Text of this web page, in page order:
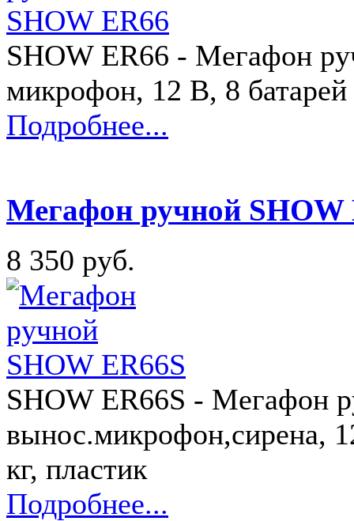
SHOW ER66 - Мегафон
микрофон, 12 В, 8
Подробнее...
Мегафон ручной SHOW
8 350 руб.
SHOW ER66S - Мегафон
вынос.микрофон,сирена,
кг, пластик
Подробнее...